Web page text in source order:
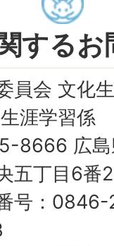
する
員会 文化
涯学習係
8666 広島
五丁目6番
号：